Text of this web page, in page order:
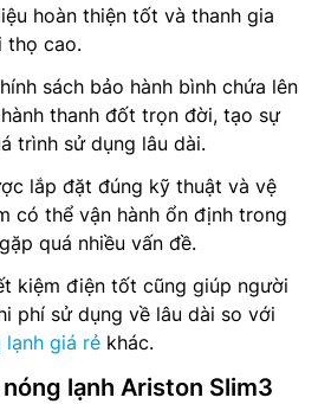
hoàn thiện tốt và thanh gia
thọ cao.
sách bảo hành bình chứa lên
thanh đốt trọn đời, tạo sự
trình sử dụng lâu dài.
lắp đặt đúng kỹ thuật và vệ
có thể vận hành ổn định trong
quá nhiều vấn đề.
kiệm điện tốt cũng giúp người
phí sử dụng về lâu dài so với
lạnh giá rẻ khác.
lạnh Ariston Slim3